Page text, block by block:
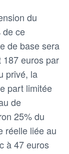
du
de ce
de base sera
187 euros par
privé, la
part limitée
de
25% du
réelle liée au
à 47 euros